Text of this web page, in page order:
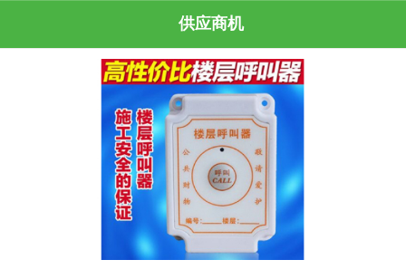
供应商机